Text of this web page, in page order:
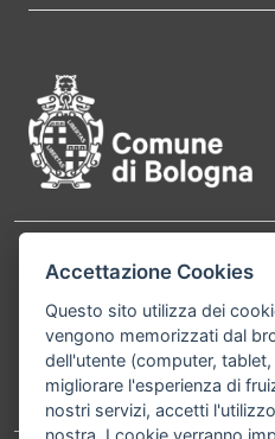
Contatti
Comune di Bologna,
Bologna P.Iva
02008 02435
Telefono:051203040
Accettazione Cookies
Questo sito utilizza dei
vengono memorizzati dal
dell'utente (computer,
migliorare l'esperienza di
nostri servizi, accetti
nostra. I cookie verranno